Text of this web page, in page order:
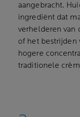
aangebracht.
ingrediënt dat
verhelderen van
of het bestrijden
hogere
traditionele